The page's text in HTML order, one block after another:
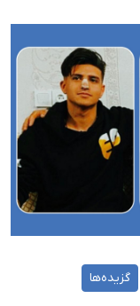
گزیده‌ها